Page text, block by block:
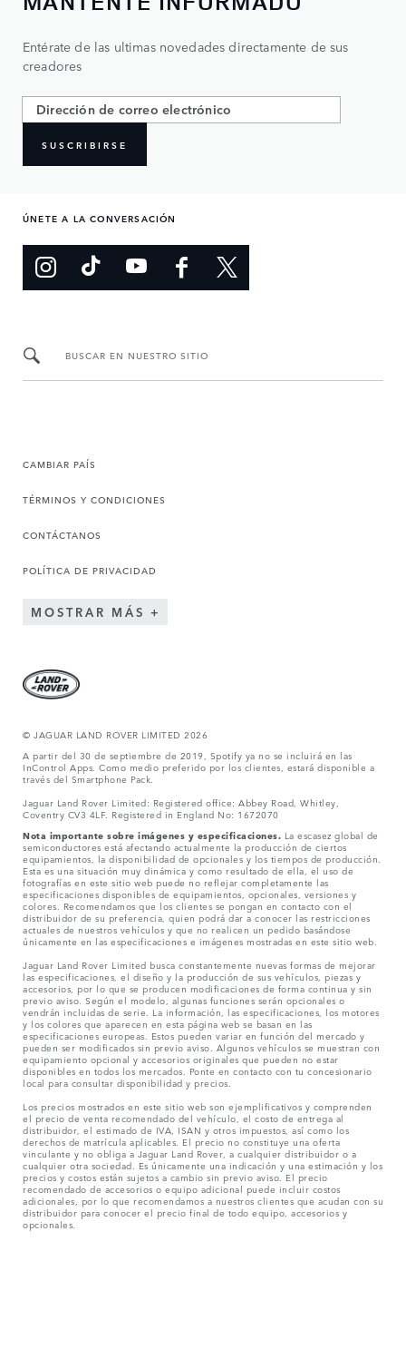
Entérate de las ultimas novedades directamente de sus
creadores
SUSCRIBIRSE
ÚNETE A LA CONVERSACIÓN
BUSCAR EN NUESTRO SITIO
CAMBIAR PAÍS
TÉRMINOS Y CONDICIONES
CONTÁCTANOS
POLÍTICA DE PRIVACIDAD
MOSTRAR MÁS
© JAGUAR LAND ROVER LIMITED 2026
A partir del 30 de septiembre de 2019, Spotify ya no se incluirá en las
InControl Apps. Como medio preferido por los clientes, estará disponible a
través del Smartphone Pack.
Jaguar Land Rover Limited: Registered office: Abbey Road, Whitley,
Coventry CV3 4LF. Registered in England No: 1672070
Nota importante sobre imágenes y especificaciones. La escasez global de
semiconductores está afectando actualmente la producción de ciertos
equipamientos, la disponibilidad de opcionales y los tiempos de producción.
Esta es una situación muy dinámica y como resultado de ella, el uso de
fotografías en este sitio web puede no reflejar completamente las
especificaciones disponibles de equipamientos, opcionales, versiones y
colores. Recomendamos que los clientes se pongan en contacto con el
distribuidor de su preferencia, quien podrá dar a conocer las restricciones
actuales de nuestros vehículos y que no realicen un pedido basándose
únicamente en las especificaciones e imágenes mostradas en este sitio web.
Jaguar Land Rover Limited busca constantemente nuevas formas de mejorar
las especificaciones, el diseño y la producción de sus vehículos, piezas y
accesorios, por lo que se producen modificaciones de forma continua y sin
previo aviso. Según el modelo, algunas funciones serán opcionales o
vendrán incluidas de serie. La información, las especificaciones, los motores
y los colores que aparecen en esta página web se basan en las
especificaciones europeas. Estos pueden variar en función del mercado y
pueden ser modificados sin previo aviso. Algunos vehículos se muestran con
equipamiento opcional y accesorios originales que pueden no estar
disponibles en todos los mercados. Ponte en contacto con tu concesionario
local para consultar disponibilidad y precios.
Los precios mostrados en este sitio web son ejemplificativos y comprenden
el precio de venta recomendado del vehículo, el costo de entrega al
distribuidor, el estimado de IVA, ISAN y otros impuestos, así como los
derechos de matrícula aplicables. El precio no constituye una oferta
vinculante y no obliga a Jaguar Land Rover, a cualquier distribuidor o a
cualquier otra sociedad. Es únicamente una indicación y una estimación y los
precios y costos están sujetos a cambio sin previo aviso. El precio
recomendado de accesorios o equipo adicional puede incluir costos
adicionales, por lo que recomendamos a nuestros clientes que acudan con su
distribuidor para conocer el precio final de todo equipo, accesorios y
opcionales.